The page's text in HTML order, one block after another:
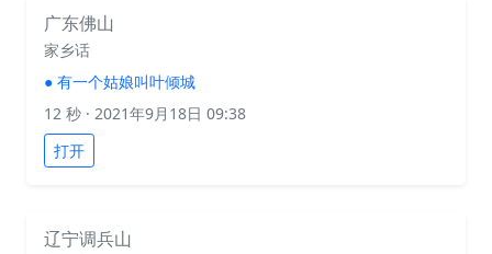
广东佛山
家乡话
● 有一个姑娘叫叶倾城
12 秒 · 2021年9月18日 09:38
打开
辽宁调兵山